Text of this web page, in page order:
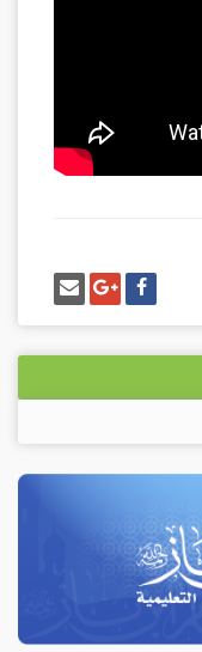
شارك
على
فيسبوك
شارك
على
غوغل
بلس
إرسل
إيميل